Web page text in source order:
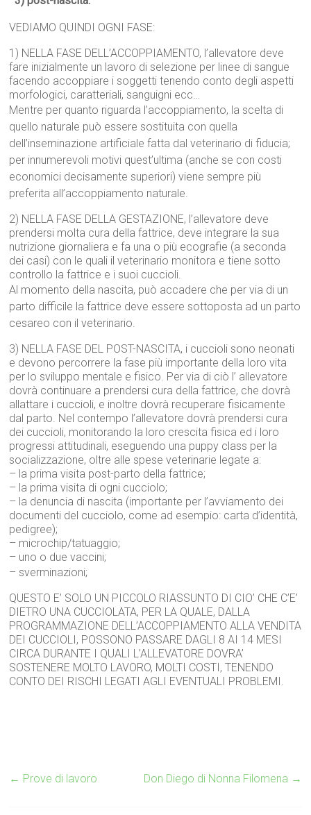
VEDIAMO QUINDI OGNI FASE:
1) NELLA FASE DELL’ACCOPPIAMENTO, l’allevatore deve
fare inizialmente un lavoro di selezione per linee di sangue
facendo accoppiare i soggetti tenendo conto degli aspetti
morfologici, caratteriali, sanguigni ecc…
Mentre per quanto riguarda l’accoppiamento, la scelta di
quello naturale può essere sostituita con quella
dell’inseminazione artificiale fatta dal veterinario di fiducia;
per innumerevoli motivi quest’ultima (anche se con costi
economici decisamente superiori) viene sempre più
preferita all’accoppiamento naturale.
2) NELLA FASE DELLA GESTAZIONE, l’allevatore deve
prendersi molta cura della fattrice, deve integrare la sua
nutrizione giornaliera e fa una o più ecografie (a seconda
dei casi) con le quali il veterinario monitora e tiene sotto
controllo la fattrice e i suoi cuccioli.
Al momento della nascita, può accadere che per via di un
parto difficile la fattrice deve essere sottoposta ad un parto
cesareo con il veterinario.
3) NELLA FASE DEL POST-NASCITA, i cuccioli sono neonati
e devono percorrere la fase più importante della loro vita
per lo sviluppo mentale e fisico. Per via di ciò l’ allevatore
dovrà continuare a prendersi cura della fattrice, che dovrà
allattare i cuccioli, e inoltre dovrà recuperare fisicamente
dal parto. Nel contempo l’allevatore dovrà prendersi cura
dei cuccioli, monitorando la loro crescita fisica ed i loro
progressi attitudinali, eseguendo una puppy class per la
socializzazione, oltre alle spese veterinarie legate a:
– la prima visita post-parto della fattrice;
– la prima visita di ogni cucciolo;
– la denuncia di nascita (importante per l’avviamento dei
documenti del cucciolo, come ad esempio: carta d’identità,
pedigree);
– microchip/tatuaggio;
– uno o due vaccini;
– sverminazioni;
QUESTO E’ SOLO UN PICCOLO RIASSUNTO DI CIO’ CHE C’E’
DIETRO UNA CUCCIOLATA, PER LA QUALE, DALLA
PROGRAMMAZIONE DELL’ACCOPPIAMENTO ALLA VENDITA
DEI CUCCIOLI, POSSONO PASSARE DAGLI 8 AI 14 MESI
CIRCA DURANTE I QUALI L’ALLEVATORE DOVRA’
SOSTENERE MOLTO LAVORO, MOLTI COSTI, TENENDO
CONTO DEI RISCHI LEGATI AGLI EVENTUALI PROBLEMI.
← Prove di lavoro Don Diego di Nonna Filomena →